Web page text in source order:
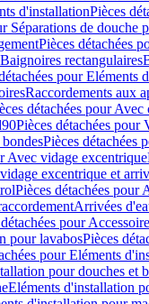
d'installationPièces
Séparations de douche
Pièces détachées
rectangulaires
pour Eléments
Raccordements aux
détachées pour Avec
Pièces détachées pour
Pièces détachées
Avec vidage excentrique
excentrique et
Pièces détachées pour
Arrivées
pour
pour lavabosPièces
pour Eléments
pour douches et
Eléments d'installation